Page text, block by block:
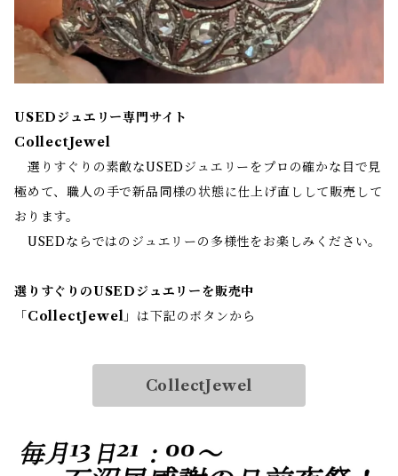
USEDジュエリー専門サイト
CollectJewel
選りすぐりの素敵なUSEDジュエリーをプロの確かな目で見
極めて、職人の手で新品同様の状態に仕上げ直しして販売して
おります。
USEDならではのジュエリーの多様性をお楽しみください。
選りすぐりのUSEDジュエリーを販売中
「CollectJewel 」は下記のボタンから
CollectJewel